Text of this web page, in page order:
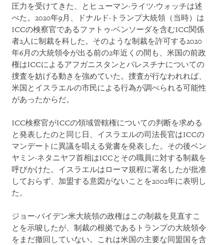
圧力を受けてきた、とヒューマン·ライツ·ウォッチは述
べた。2020年9月、ドナルド·トランプ大統領（当時）は
ICCの検察官であるファトゥ·ベンソーダを含むICC関係
者2人に制裁を科した。そのような制裁を許可する2020
年6月の大統領令が出る前の2年近くの間も、米国の前政
権はICCによるアフガニスタンとパレスチナについての
捜査を妨げる動きを強めていた。捜査が行なわれれば、
米国とイスラエルの市民による行為が調べられる可能性
があったからだ。
ICC検察官がICCの領域管轄権についての判断を求める
と発表したのと同じ日、イスラエルの司法長官はICCの
マンデートに異議を唱える覚書を発表した。その後ベン
ヤミン·ネタニヤフ首相はICCとその職員に対する制裁を
呼びかけた。イスラエルはローマ規程に署名したが批准
しておらず、加盟する意図がないことを2002年に表明し
た。
ジョー·バイデン米大統領の政権はこの制裁を見直すこ
とを示唆したが、制裁の根拠であるトランプの大統領令
をまだ撤回していない。これは米国の主要な同盟国を含